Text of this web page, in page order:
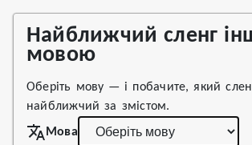
Найближчий сленг
мовою
Оберіть мову — і побачите, який
найближчий за змістом.
Мова